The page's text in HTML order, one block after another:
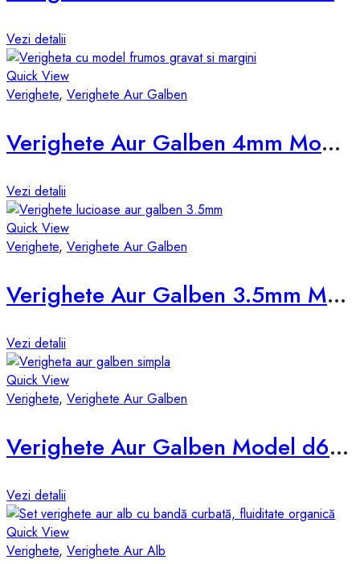
Vezi detalii
Quick View
Verighete, Verighete Aur Galben
Verighete Aur Galben 4mm Model d825
Vezi detalii
Quick View
Verighete, Verighete Aur Galben
Verighete Aur Galben 3.5mm Model vsb
Vezi detalii
Quick View
Verighete, Verighete Aur Galben
Verighete Aur Galben Model d678-g
Vezi detalii
Quick View
Verighete, Verighete Aur Alb